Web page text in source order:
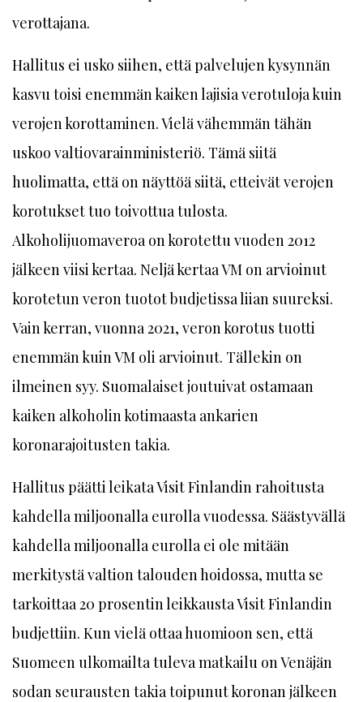
verottajana.
Hallitus ei usko siihen, että palvelujen kysynnän
kasvu toisi enemmän kaiken lajisia verotuloja kuin
verojen korottaminen. Vielä vähemmän tähän
uskoo valtiovarainministeriö. Tämä siitä
huolimatta, että on näyttöä siitä, etteivät verojen
korotukset tuo toivottua tulosta.
Alkoholijuomaveroa on korotettu vuoden 2012
jälkeen viisi kertaa. Neljä kertaa VM on arvioinut
korotetun veron tuotot budjetissa liian suureksi.
Vain kerran, vuonna 2021, veron korotus tuotti
enemmän kuin VM oli arvioinut. Tällekin on
ilmeinen syy. Suomalaiset joutuivat ostamaan
kaiken alkoholin kotimaasta ankarien
koronarajoitusten takia.
Hallitus päätti leikata Visit Finlandin rahoitusta
kahdella miljoonalla eurolla vuodessa. Säästyvällä
kahdella miljoonalla eurolla ei ole mitään
merkitystä valtion talouden hoidossa, mutta se
tarkoittaa 20 prosentin leikkausta Visit Finlandin
budjettiin. Kun vielä ottaa huomioon sen, että
Suomeen ulkomailta tuleva matkailu on Venäjän
sodan seurausten takia toipunut koronan jälkeen